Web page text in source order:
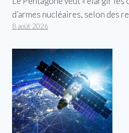
d’armes nucléaires, selon des
8 août 2026